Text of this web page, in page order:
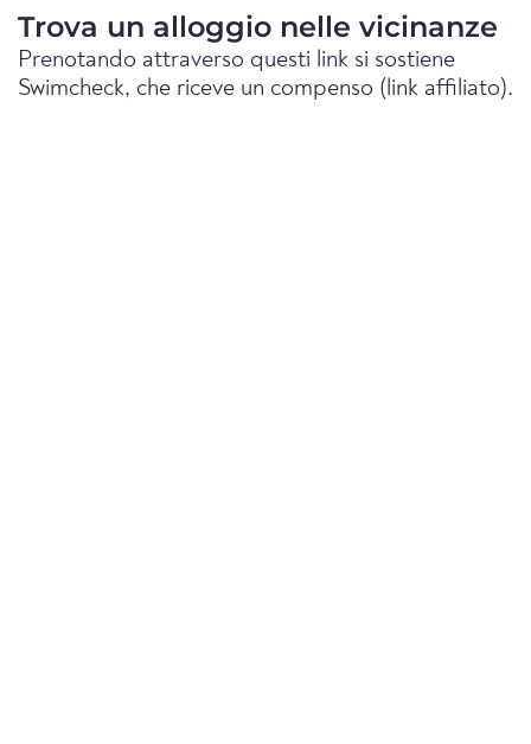
Trova un alloggio nelle vicinanze
Prenotando attraverso questi link si sostiene
Swimcheck, che riceve un compenso (link affiliato).